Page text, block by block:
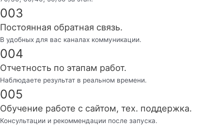
003
Постоянная обратная связь.
В удобных для вас каналах коммуникации.
004
Отчетность по этапам работ.
Наблюдаете результат в реальном времени.
005
Обучение работе с сайтом, тех. поддержка.
Консультации и рекоммендации после запуска.